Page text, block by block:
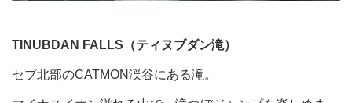
TINUBDAN FALLS（ティヌブダン滝）
セブ北部のCATMON渓谷にある滝。